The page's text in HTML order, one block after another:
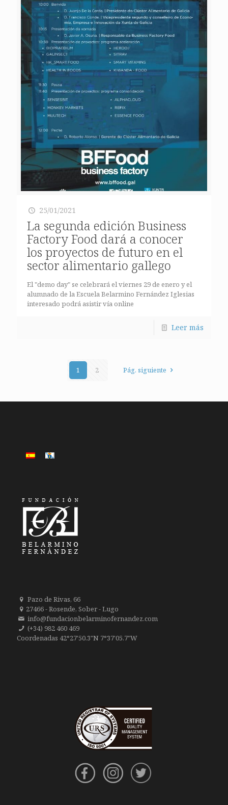
25/01/2021
La segunda edición Business
Factory Food dará a conocer
los proyectos de futuro en el
sector alimentario gallego
El "demo day" se celebrará el viernes 29 de enero y el
alumnado de la Escuela Belarmino Fernández Iglesias
interesado podrá asistir vía online
Leer más
1 2 Pág. siguiente
Pazo de Rivas, 66
27466 - Rosende, Sober - Lugo
info@fundacionbelarminofernandez.com
(+34) 982 460 469
Coordenadas 42°27'50.3"N 7°37'05.7"W